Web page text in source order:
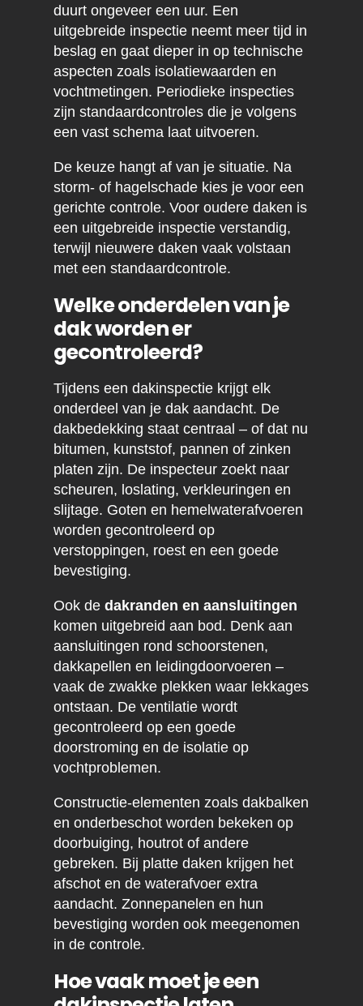
duurt ongeveer een uur. Een
uitgebreide inspectie neemt meer tijd in
beslag en gaat dieper in op technische
aspecten zoals isolatiewaarden en
vochtmetingen. Periodieke inspecties
zijn standaardcontroles die je volgens
een vast schema laat uitvoeren.
De keuze hangt af van je situatie. Na
storm- of hagelschade kies je voor een
gerichte controle. Voor oudere daken is
een uitgebreide inspectie verstandig,
terwijl nieuwere daken vaak volstaan
met een standaardcontrole.
Welke onderdelen van je
dak worden er
gecontroleerd?
Tijdens een dakinspectie krijgt elk
onderdeel van je dak aandacht. De
dakbedekking staat centraal – of dat nu
bitumen, kunststof, pannen of zinken
platen zijn. De inspecteur zoekt naar
scheuren, loslating, verkleuringen en
slijtage. Goten en hemelwaterafvoeren
worden gecontroleerd op
verstoppingen, roest en een goede
bevestiging.
Ook de dakranden en aansluitingen
komen uitgebreid aan bod. Denk aan
aansluitingen rond schoorstenen,
dakkapellen en leidingdoorvoeren –
vaak de zwakke plekken waar lekkages
ontstaan. De ventilatie wordt
gecontroleerd op een goede
doorstroming en de isolatie op
vochtproblemen.
Constructie-elementen zoals dakbalken
en onderbeschot worden bekeken op
doorbuiging, houtrot of andere
gebreken. Bij platte daken krijgen het
afschot en de waterafvoer extra
aandacht. Zonnepanelen en hun
bevestiging worden ook meegenomen
in de controle.
Hoe vaak moet je een